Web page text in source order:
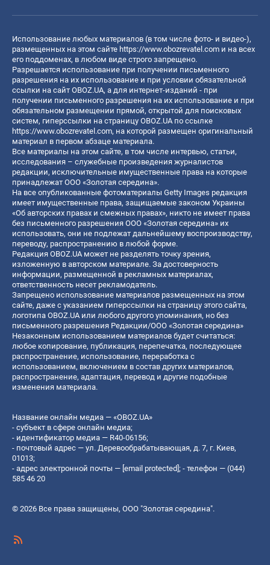
Использование любых материалов (в том числе фото- и видео-),
размещенных на этом сайте https://www.obozrevatel.com и на всех
его поддоменах, в любом виде строго запрещено.
Разрешается использование при получении письменного
разрешения на их использование и при условии обязательной
ссылки на сайт OBOZ.UA, а для интернет-изданий - при
получении письменного разрешения на их использование и при
обязательном размещении прямой, открытой для поисковых
систем, гиперссылки на страницу OBOZ.UA по ссылке
https://www.obozrevatel.com, на которой размещен оригинальный
материал в первом абзаце материала.
Все материалы на этом сайте, в том числе интервью, статьи,
исследования – служебные произведения журналистов
редакции, исключительные имущественные права на которые
принадлежат ООО «Золотая середина».
На все опубликованные фотоматериалы Getty Images редакция
имеет имущественные права, защищаемые законом Украины
«Об авторских правах и смежных правах», никто не имеет права
без письменного разрешения ООО «Золотая середина» их
использовать, они не подлежат дальнейшему воспроизводству,
переводу, распространению в любой форме.
Редакция OBOZ.UA может не разделять точку зрения,
изложенную в авторском материале. За достоверность
информации, размещенной в рекламных материалах,
ответственность несет рекламодатель.
Запрещено использование материалов размещенных на этом
сайте, даже с указанием гиперссылки на страницу этого сайта,
логотипа OBOZ.UA или любого другого упоминания, но без
письменного разрешения Редакции/ООО «Золотая середина»
Незаконным использованием материалов будет считаться:
любое копирование, публикация, перепечатка, последующее
распространение, использование, переработка с
использованием, включением в состав других материалов,
распространение, адаптация, перевод и другие подобные
изменения материала.
Название онлайн медиа — «OBOZ.UA»
- субъект в сфере онлайн медиа;
- идентификатор медиа — R40-06156;
- почтовый адрес — ул. Деревообрабатывающая, д. 7, г. Киев,
01013;
- адрес электронной почты — [email protected] ; - телефон — (044)
585 46 20
© 2026 Все права защищены, ООО "Золотая середина".